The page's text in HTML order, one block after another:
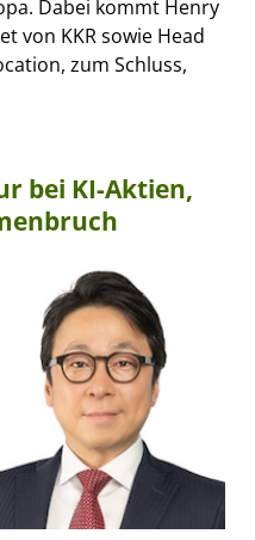
Dabei kommt Henry
von KKR sowie Head
zum Schluss,
bei KI-Aktien,